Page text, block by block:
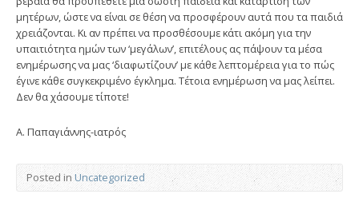
μητέρων, ώστε να είναι σε θέση να προσφέρουν αυτά που τα παιδιά
χρειάζονται. Κι αν πρέπει να προσθέσουμε κάτι ακόμη για την
υπαιτιότητα ημών των ‘μεγάλων’, επιτέλους ας πάψουν τα μέσα
ενημέρωσης να μας ‘διαφωτίζουν’ με κάθε λεπτομέρεια για το πώς
έγινε κάθε συγκεκριμένο έγκλημα. Τέτοια ενημέρωση να μας λείπει.
Δεν θα χάσουμε τίποτε!
Α. Παπαγιάννης-ιατρός
Posted in Uncategorized